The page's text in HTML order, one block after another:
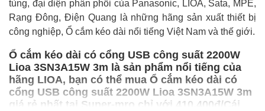
tùng, đại diện phân phối của Panasonic, LIOA, Sata, MPE,
Rạng Đông, Điện Quang là những hãng sản xuất thiết bị
công nghiệp, Ổ cắm kéo dài nổi tiếng Việt Nam và thế giới.
Ổ cắm kéo dài có cổng USB công suất 2200W
Lioa 3SN3A15W 3m là sản phẩm nổi tiếng của
hãng LIOA, bạn có thể mua Ổ cắm kéo dài có
cổng USB công suất 2200W Lioa 3SN3A15W 3m
giá rẻ nhất tại Super-mro chỉ với 410,400đ/Cái